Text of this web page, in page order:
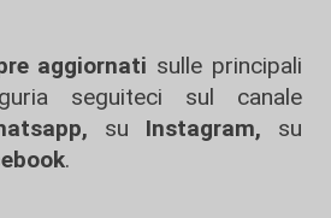
aggiornati sulle principali
seguiteci sul canale
su Instagram, su
.